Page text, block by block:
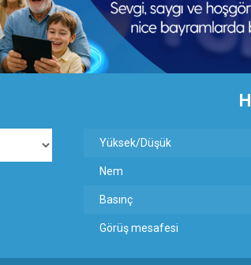
IŞIL Eczanesi Görkemli Bir Törenle Hizmete Açıldı
HBB BAŞKANI ÖNTÜRK’ÜN CUMHURİYET BAYRAMI
Yüksek/Düşük
Nem
Basınç
Görüş mesafesi